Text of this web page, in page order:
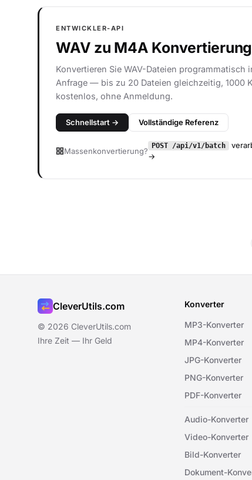
ENTWICKLER-API
WAV zu M4A
Konvertieren Sie WAV-Dateien programmatisch
Anfrage — bis zu 20 Dateien gleichzeitig, 1000
kostenlos, ohne Anmeldung.
Schnellstart → Vollständige Referenz
Massenkonvertierung?
POST /api/v1/batch
→
CleverUtils.com
© 2026 CleverUtils.com
Ihre Zeit — Ihr Geld
Konverter
MP3-Konverter
MP4-Konverter
JPG-Konverter
PNG-Konverter
PDF-Konverter
Audio-Konverter
Video-Konverter
Bild-Konverter
Dokument-